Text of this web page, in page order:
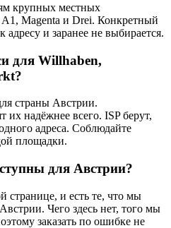
крупных местных
Magenta и Drei. Конкретный
адресу и заранее не выбирается.
для Willhaben,
страны Австрии.
их надёжнее всего. ISP берут,
адреса. Соблюдайте
площадки.
для Австрии?
странице, и есть те, что мы
Чего здесь нет, того мы
заказать по ошибке не